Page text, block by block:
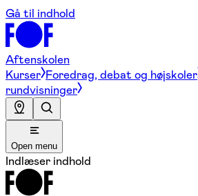
Gå til indhold
Aftenskolen
Kurser Foredrag, debat og højskoler
rundvisninger
Open menu
Indlæser indhold